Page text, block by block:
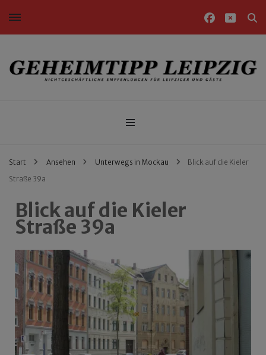
Nichtgeschäftliche Empfehlungen für Leipziger und Gäste
Start Ansehen Unterwegs in Mockau
Blick auf die Kieler
Straße 39a
Blick auf die Kieler
Straße 39a